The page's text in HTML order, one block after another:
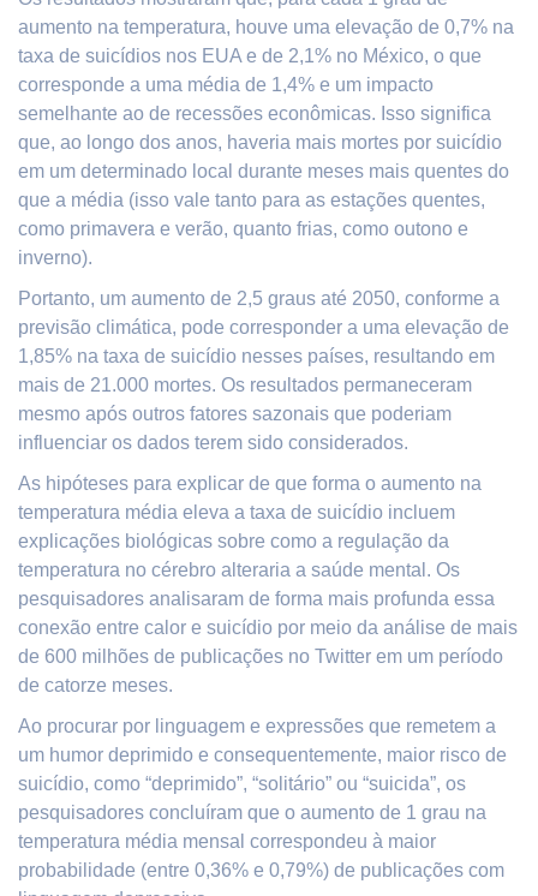
aumento na temperatura, houve uma elevação de 0,7% na
taxa de suicídios nos EUA e de 2,1% no México, o que
corresponde a uma média de 1,4% e um impacto
semelhante ao de recessões econômicas. Isso significa
que, ao longo dos anos, haveria mais mortes por suicídio
em um determinado local durante meses mais quentes do
que a média (isso vale tanto para as estações quentes,
como primavera e verão, quanto frias, como outono e
inverno).
Portanto, um aumento de 2,5 graus até 2050, conforme a
previsão climática, pode corresponder a uma elevação de
1,85% na taxa de suicídio nesses países, resultando em
mais de 21.000 mortes. Os resultados permaneceram
mesmo após outros fatores sazonais que poderiam
influenciar os dados terem sido considerados.
As hipóteses para explicar de que forma o aumento na
temperatura média eleva a taxa de suicídio incluem
explicações biológicas sobre como a regulação da
temperatura no cérebro alteraria a saúde mental. Os
pesquisadores analisaram de forma mais profunda essa
conexão entre calor e suicídio por meio da análise de mais
de 600 milhões de publicações no Twitter em um período
de catorze meses.
Ao procurar por linguagem e expressões que remetem a
um humor deprimido e consequentemente, maior risco de
suicídio, como “deprimido”, “solitário” ou “suicida”, os
pesquisadores concluíram que o aumento de 1 grau na
temperatura média mensal correspondeu à maior
probabilidade (entre 0,36% e 0,79%) de publicações com